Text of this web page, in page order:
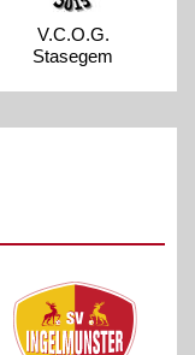
V.C.O.G.
Stasegem